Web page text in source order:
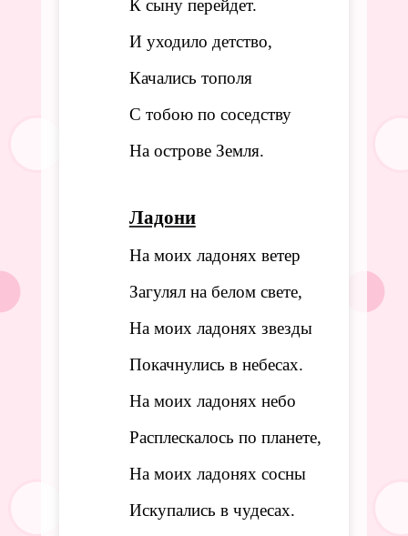
К сыну перейдет.
И уходило детство,
Качались тополя
С тобою по соседству
На острове Земля.
Ладони
На моих ладонях ветер
Загулял на белом свете,
На моих ладонях звезды
Покачнулись в небесах.
На моих ладонях небо
Расплескалось по планете,
На моих ладонях сосны
Искупались в чудесах.